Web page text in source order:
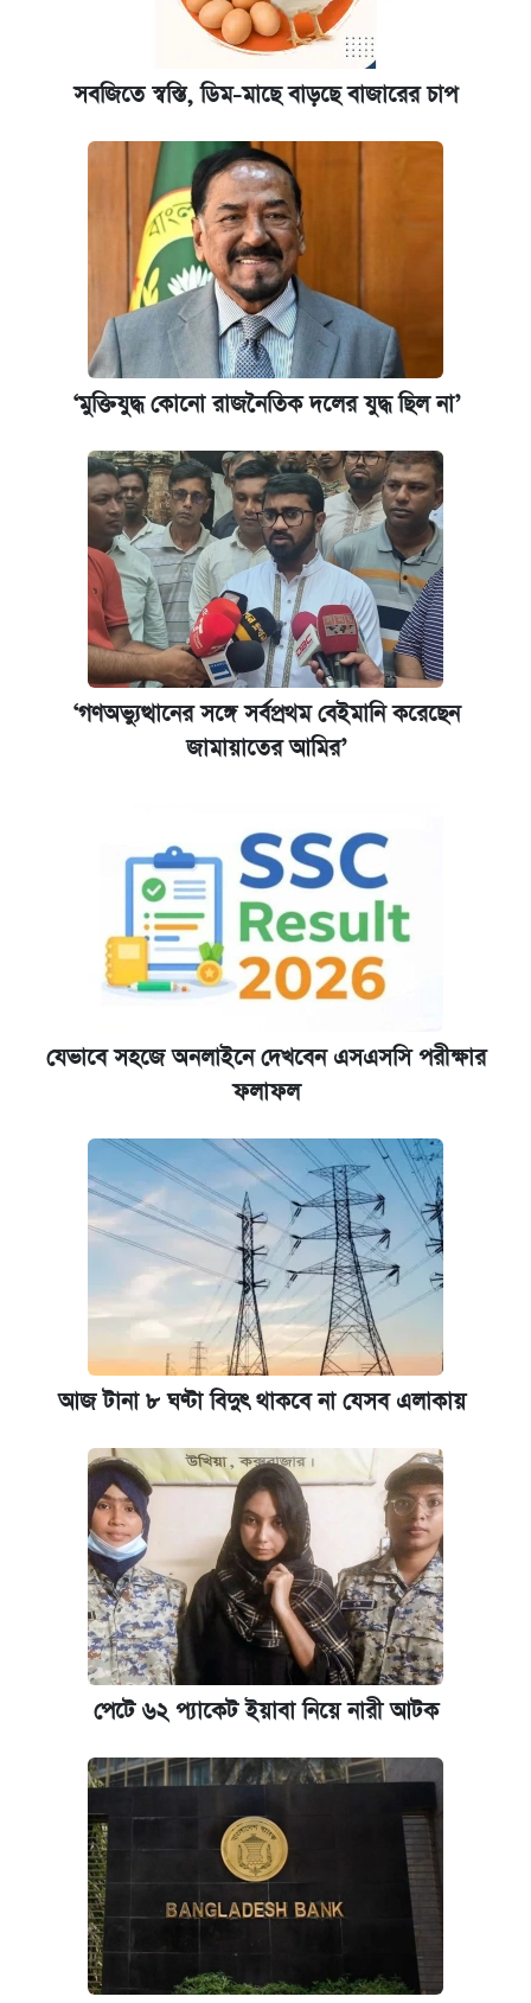
সবজিতে স্বস্তি, ডিম-মাছে বাড়ছে বাজারের চাপ
‘মুক্তিযুদ্ধ কোনো রাজনৈতিক দলের যুদ্ধ ছিল না’
‘গণঅভ্যুত্থানের সঙ্গে সর্বপ্রথম বেইমানি করেছেন
জামায়াতের আমির’
যেভাবে সহজে অনলাইনে দেখবেন এসএসসি পরীক্ষার
ফলাফল
আজ টানা ৮ ঘণ্টা বিদুৎ থাকবে না যেসব এলাকায়
পেটে ৬২ প্যাকেট ইয়াবা নিয়ে নারী আটক